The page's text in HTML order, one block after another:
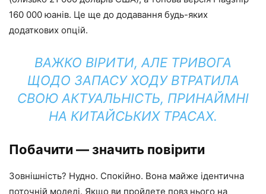
160 000 юанів. Це ще до додавання будь-яких
додаткових опцій.
ВАЖКО ВІРИТИ, АЛЕ ТРИВОГА
ЩОДО ЗАПАСУ ХОДУ ВТРАТИЛА
СВОЮ АКТУАЛЬНІСТЬ, ПРИНАЙМНІ
НА КИТАЙСЬКИХ ТРАСАХ.
Побачити — значить повірити
Зовнішність? Нудно. Спокійно. Вона майже ідентична
поточній моделі. Якщо ви пройдете повз нього на